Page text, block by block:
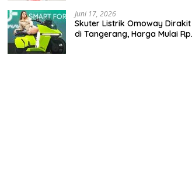
Juni 17, 2026
Skuter Listrik Omoway Dirakit
di Tangerang, Harga Mulai Rp